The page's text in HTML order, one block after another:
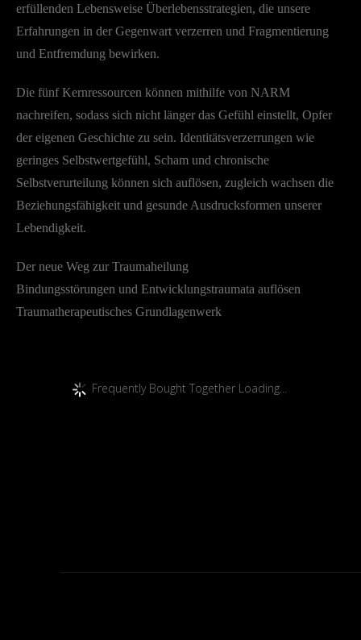
erfüllenden Lebensweise Überlebensstrategien, die unsere
Erfahrungen in der Gegenwart verzerren und Fragmentierung
und Entfremdung bewirken.
Die fünf Kernressourcen können mithilfe von NARM
nachreifen, sodass sich nicht länger das Gefühl einstellt, Opfer
der eigenen Geschichte zu sein. Identitätsverzerrungen wie
geringes Selbstwertgefühl, Scham und chronische
Selbstverurteilung können sich auflösen, zugleich wachsen die
Beziehungsfähigkeit und gesunde Ausdrucksformen unserer
Lebendigkeit.
Der neue Weg zur Traumaheilung
Bindungsstörungen und Entwicklungstraumata auflösen
Traumatherapeutisches Grundlagenwerk
Frequently Bought Together Loading...